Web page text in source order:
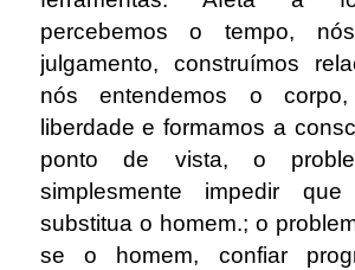
percebemos o tempo,
julgamento, construímos
nós entendemos o
liberdade e formamos a
ponto de vista, o
simplesmente impedir
substitua o homem.; o
se o homem, confiar